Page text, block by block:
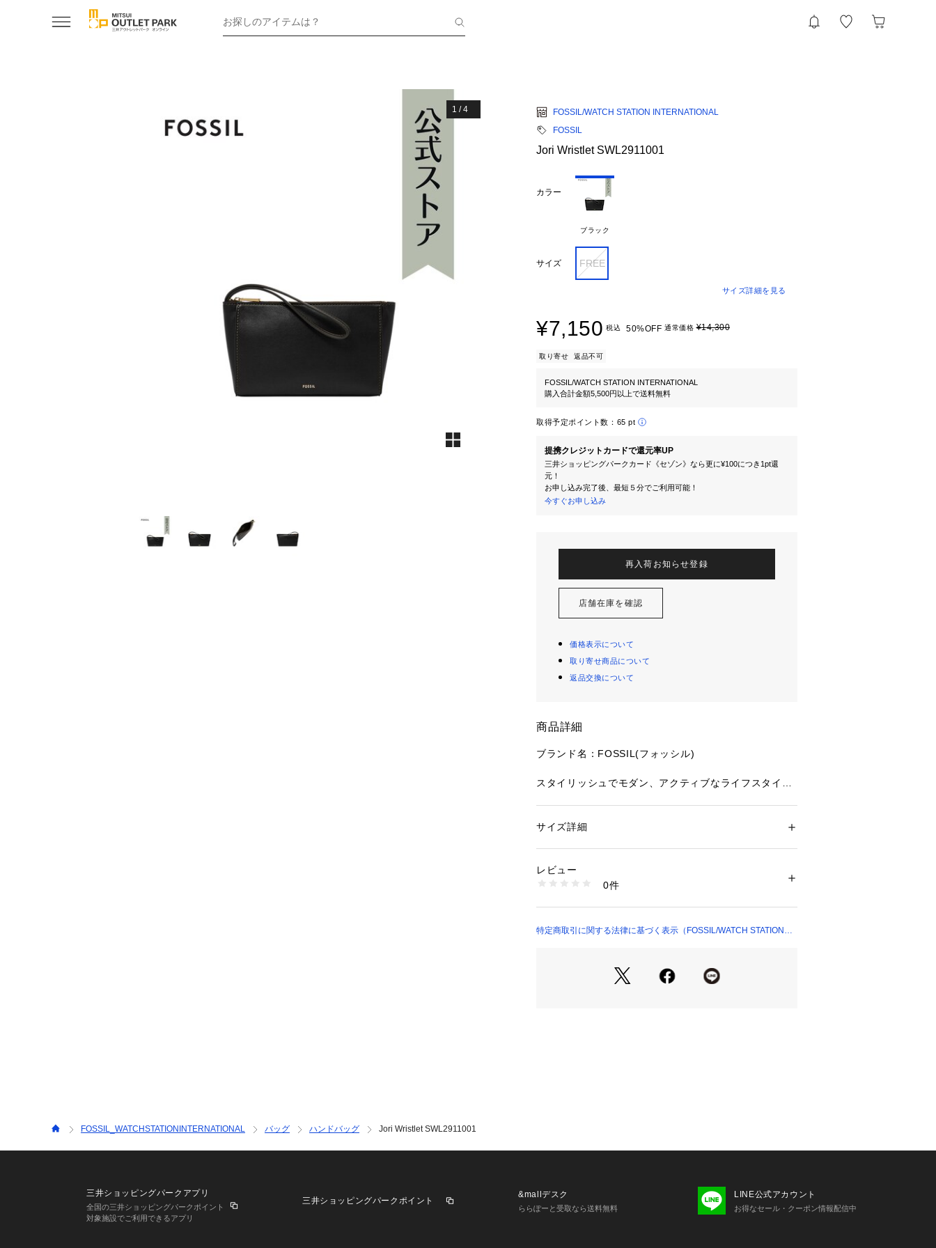
お探しのアイテムは？
1 /4
FOSSIL/WATCH STATION INTERNATIONAL
FOSSIL
Jori Wristlet SWL2911001
カラー
ブラック
サイズ FREE
サイズ詳細を見る
¥7,150 税込 50%OFF 通常価格¥14,300
取り寄せ 返品不可
FOSSIL/WATCH STATION INTERNATIONAL
購入合計金額5,500円以上で送料無料
取得予定ポイント数： 65 pt
提携クレジットカードで還元率UP
三井ショッピングパークカード《セゾン》なら更に¥100につき1pt還
元！
お申し込み完了後、最短５分でご利用可能！
今すぐお申し込み
再入荷お知らせ登録
店舗在庫を確認
価格表示について
取り寄せ商品について
返品交換について
商品詳細
ブランド名：FOSSIL(フォッシル)
スタイリッシュでモダン、アクティブなライフスタイル
ゴールドトーンのメタルパーツをあしらい、洗練された
クレジットカード入れ4枚分、背面には出し入れが簡単
なスライドポケットが1つ付いています。リストレット
内側ディテール：クレジットカード入れ x 4
性別：レディース
商品番号：
SWL2911001 （ショップ）
サイズ詳細
レビュー
0件
特定商取引に関する法律に基づく表示（FOSSIL/WATCH STATION
FOSSIL_WATCHSTATIONINTERNATIONAL バッグ ハンドバッグ Jori Wristlet SWL2911001
三井ショッピングパークアプリ
全国の三井ショッピングパークポイント
対象施設でご利用できるアプリ
三井ショッピングパークポイント
&mallデスク
ららぽーと受取なら送料無料
LINE公式アカウント
お得なセール・クーポン情報配信中